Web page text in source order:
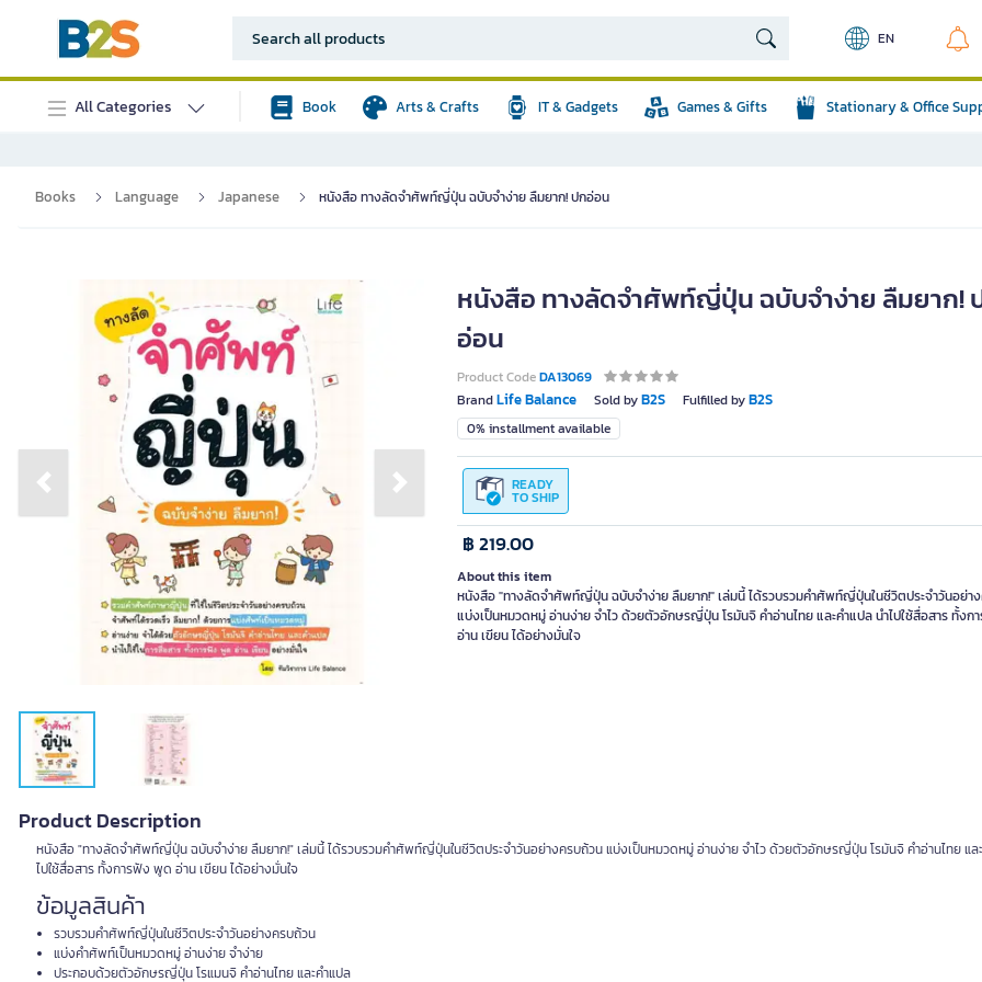
EN
All Categories Book Arts & Crafts IT & Gadgets Games & Gifts Stationary & Office
Books Language Japanese หนังสือ ทางลัดจำศัพท์ญี่ปุ่น ฉบับจำง่าย ลืมยาก! ปกอ่อน
Previous slide Next slide
หนังสือ ทางลัดจำศัพท์ญี่ปุ่น ฉบับจำง่าย ลืมยาก!
อ่อน
Product CodeDA13069
BrandLife Balance Sold byB2S Fulfilled byB2S
0% installment available
READY
TO SHIP
฿ 219.00
About this item
หนังสือ "ทางลัดจำศัพท์ญี่ปุ่น ฉบับจำง่าย ลืมยาก!" เล่มนี้ ได้รวบรวมคำศัพท์ญี่ปุ่นในชีวิตประจำวันอย่า
แบ่งเป็นหมวดหมู่ อ่านง่าย จำไว ด้วยตัวอักษรญี่ปุ่น โรมันจิ คำอ่านไทย และคำแปล นำไปใช้สื่อสาร ทั้ง
อ่าน เขียน ได้อย่างมั่นใจ
Product Description
หนังสือ "ทางลัดจำศัพท์ญี่ปุ่น ฉบับจำง่าย ลืมยาก!" เล่มนี้ ได้รวบรวมคำศัพท์ญี่ปุ่นในชีวิตประจำวันอย่างครบถ้วน แบ่งเป็นหมวดหมู่ อ่านง่าย จำไว ด้วยตัวอักษรญี่ปุ่น โรมันจิ คำอ่านไทย แล
ไปใช้สื่อสาร ทั้งการฟัง พูด อ่าน เขียน ได้อย่างมั่นใจ
ข้อมูลสินค้า
รวบรวมคำศัพท์ญี่ปุ่นในชีวิตประจำวันอย่างครบถ้วน
แบ่งคำศัพท์เป็นหมวดหมู่ อ่านง่าย จำง่าย
ประกอบด้วยตัวอักษรญี่ปุ่น โรแมนจิ คำอ่านไทย และคำแปล